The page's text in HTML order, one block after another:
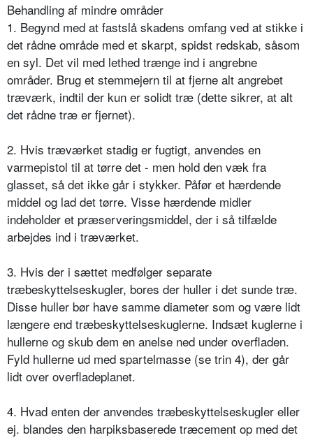
Behandling af mindre områder
1. Begynd med at fastslå skadens omfang ved at stikke i
det rådne område med et skarpt, spidst redskab, såsom
en syl. Det vil med lethed trænge ind i angrebne
områder. Brug et stemmejern til at fjerne alt angrebet
træværk, indtil der kun er solidt træ (dette sikrer, at alt
det rådne træ er fjernet).
2. Hvis træværket stadig er fugtigt, anvendes en
varmepistol til at tørre det - men hold den væk fra
glasset, så det ikke går i stykker. Påfør et hærdende
middel og lad det tørre. Visse hærdende midler
indeholder et præserveringsmiddel, der i så tilfælde
arbejdes ind i træværket.
3. Hvis der i sættet medfølger separate
træbeskyttelseskugler, bores der huller i det sunde træ.
Disse huller bør have samme diameter som og være lidt
længere end træbeskyttelseskuglerne. Indsæt kuglerne i
hullerne og skub dem en anelse ned under overfladen.
Fyld hullerne ud med spartelmasse (se trin 4), der går
lidt over overfladeplanet.
4. Hvad enten der anvendes træbeskyttelseskugler eller
ej. blandes den harpiksbaserede træcement op med det